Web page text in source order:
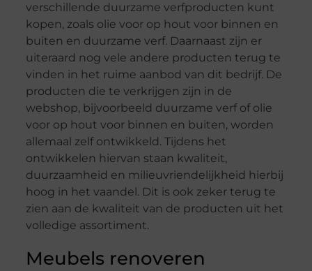
verschillende duurzame verfproducten kunt
kopen, zoals olie voor op hout voor binnen en
buiten en duurzame verf. Daarnaast zijn er
uiteraard nog vele andere producten terug te
vinden in het ruime aanbod van dit bedrijf. De
producten die te verkrijgen zijn in de
webshop, bijvoorbeeld duurzame verf of olie
voor op hout voor binnen en buiten, worden
allemaal zelf ontwikkeld. Tijdens het
ontwikkelen hiervan staan kwaliteit,
duurzaamheid en milieuvriendelijkheid hierbij
hoog in het vaandel. Dit is ook zeker terug te
zien aan de kwaliteit van de producten uit het
volledige assortiment.
Meubels renoveren